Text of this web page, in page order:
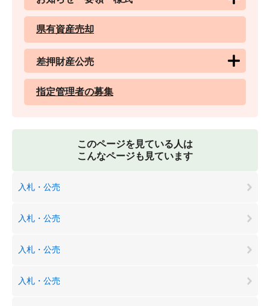
県有資産売却
差押財産公売
指定管理者の募集
このページを見ている人は
こんなページも見ています
入札・公売
入札・公売
入札・公売
入札・公売